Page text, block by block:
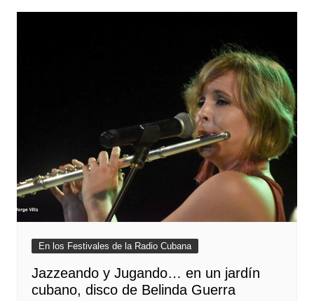
En los Festivales de la Radio Cubana
Jazzeando y Jugando… en un jardín
cubano, disco de Belinda Guerra